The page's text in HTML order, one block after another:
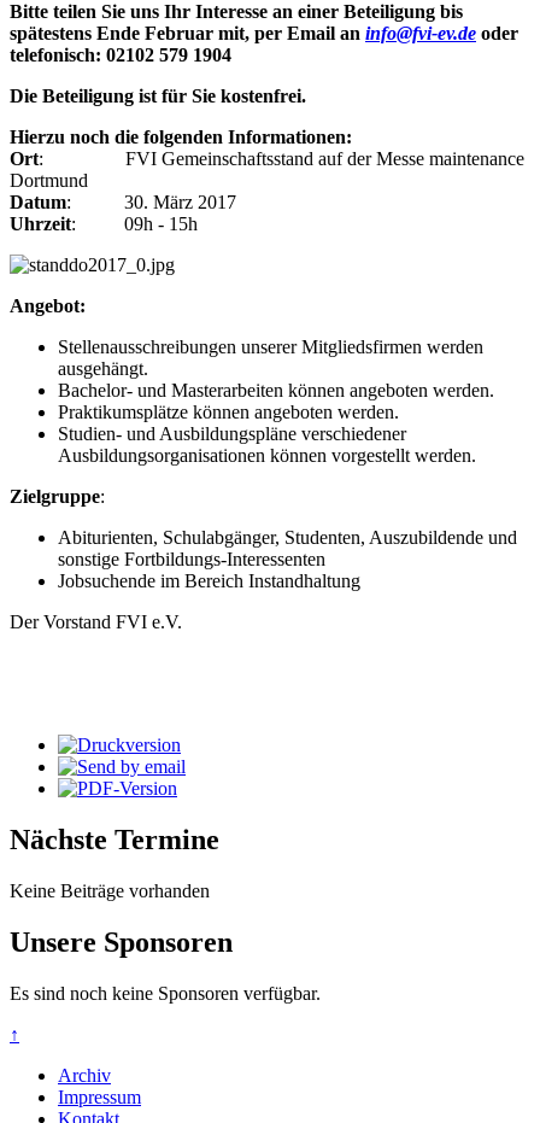
Bitte teilen Sie uns Ihr Interesse an einer Beteiligung bis
spätestens Ende Februar mit, per Email an info@fvi-ev.de oder
telefonisch: 02102 579 1904
Die Beteiligung ist für Sie kostenfrei.
Hierzu noch die folgenden Informationen:
Ort: FVI Gemeinschaftsstand auf der Messe maintenance
Dortmund
Datum: 30. März 2017
Uhrzeit: 09h - 15h
Angebot:
Stellenausschreibungen unserer Mitgliedsfirmen werden
ausgehängt.
Bachelor- und Masterarbeiten können angeboten werden.
Praktikumsplätze können angeboten werden.
Studien- und Ausbildungspläne verschiedener
Ausbildungsorganisationen können vorgestellt werden.
Zielgruppe:
Abiturienten, Schulabgänger, Studenten, Auszubildende und
sonstige Fortbildungs-Interessenten
Jobsuchende im Bereich Instandhaltung
Der Vorstand FVI e.V.
Nächste Termine
Keine Beiträge vorhanden
Unsere Sponsoren
Es sind noch keine Sponsoren verfügbar.
↑
Archiv
Impressum
Kontakt